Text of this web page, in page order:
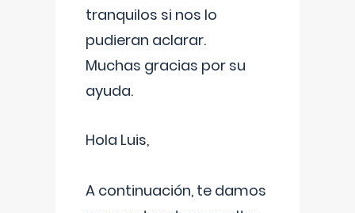
tranquilos si nos lo
pudieran aclarar.
Muchas gracias por su
ayuda.
Hola Luis,
A continuación, te damos